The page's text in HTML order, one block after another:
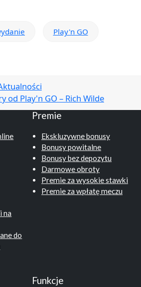
Play'n GO
od Play'n GO – Rich Wilde
na
do
Premie
Ekskluzywne bonusy
Bonusy powitalne
Bonusy bez depozytu
Darmowe obroty
Premie za wysokie stawki
Premie za wpłatę meczu
Funkcje